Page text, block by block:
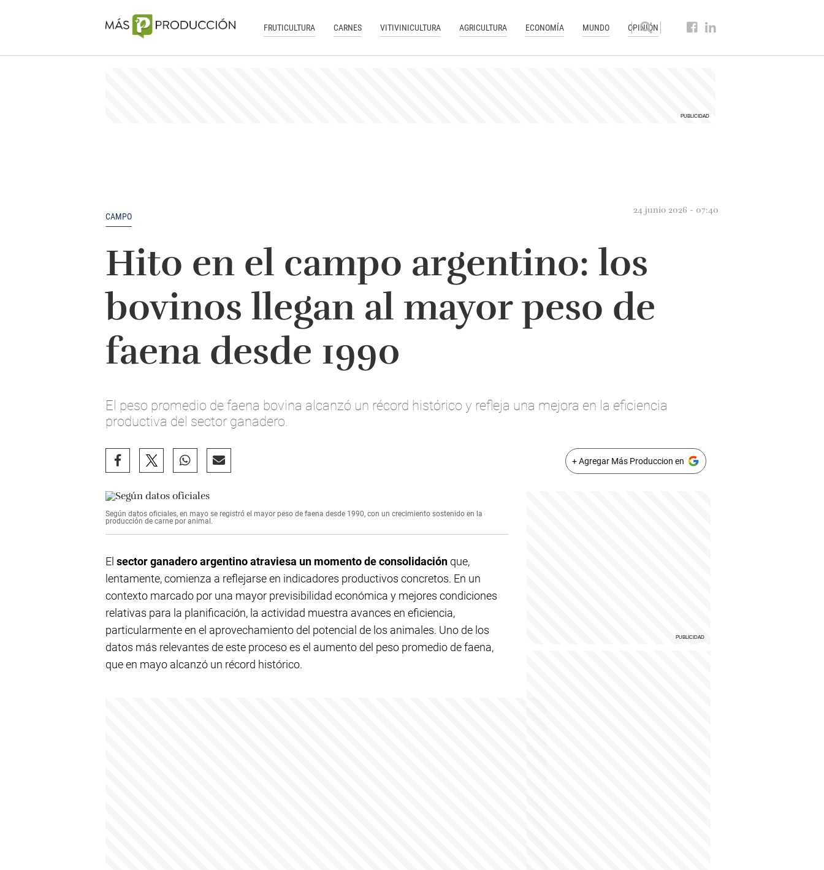
FRUTICULTURA CARNES VITIVINICULTURA AGRICULTURA ECONOMÍA MUNDO OPINIÓN
CAMPO
24 junio 2026 - 07:40
Hito en el campo argentino: los
bovinos llegan al mayor peso de
faena desde 1990
El peso promedio de faena bovina alcanzó un récord histórico y refleja una mejora en la eficiencia
productiva del sector ganadero.
+ Agregar Más Produccion en
Según datos oficiales, en mayo se registró el mayor peso de faena desde 1990, con un crecimiento sostenido en la
producción de carne por animal.
El sector ganadero argentino atraviesa un momento de consolidación que,
lentamente, comienza a reflejarse en indicadores productivos concretos. En un
contexto marcado por una mayor previsibilidad económica y mejores condiciones
relativas para la planificación, la actividad muestra avances en eficiencia,
particularmente en el aprovechamiento del potencial de los animales. Uno de los
datos más relevantes de este proceso es el aumento del peso promedio de faena,
que en mayo alcanzó un récord histórico.